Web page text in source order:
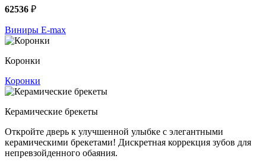
62536 ₽
Виниры E-max
Коронки
Коронки
Керамические брекеты
Откройте дверь к улучшенной улыбке с элегантными
керамическими брекетами! Дискретная коррекция зубов для
непревзойденного обаяния.